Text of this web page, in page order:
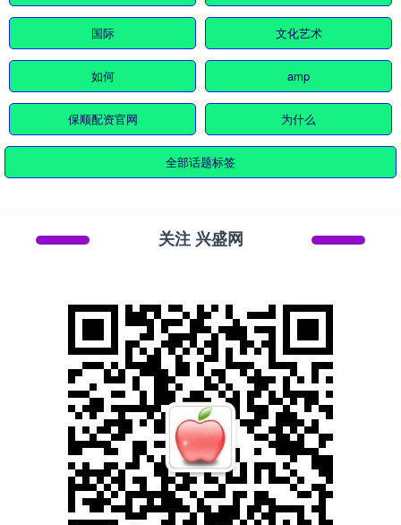
国际 文化艺术
如何 amp
保顺配资官网 为什么
全部话题标签
关注 兴盛网